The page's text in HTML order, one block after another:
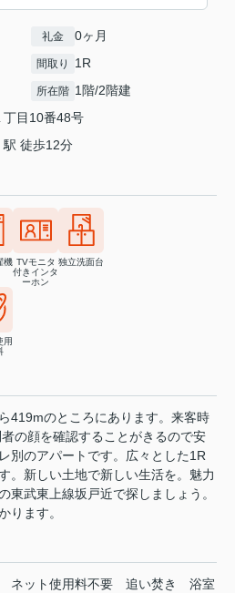
礼金 0ヶ月
間取り 1R
所在階 1階/2階建
丁目10番48号
駅 徒歩12分
機 TVモニタ
付きインタ
ーホン
独立洗面台
用
419mのところにあります。来客時
の顔を確認することがきるので安
別のアパートです。広々とした1R
。新しい土地で新しい生活を。魅力
東武東上線坂戸近で探しましょう。
ります。
ネット使用料不要 追い焚き
浴室